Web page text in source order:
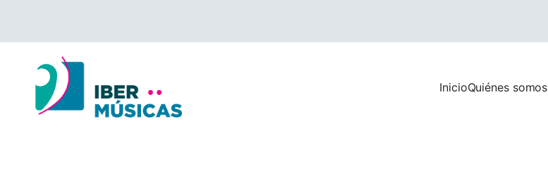
contenido
InicioQuiénes somos